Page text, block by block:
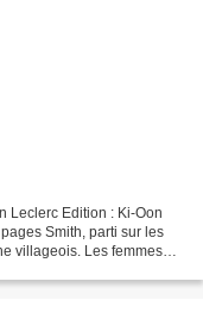
Leclerc Edition : Ki-Oon
Smith, parti sur les
villageois. Les femmes